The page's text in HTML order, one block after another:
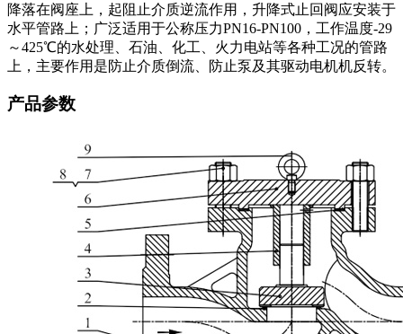
降落在阀座上，起阻止介质逆流作用，升降式止回阀应安装于
水平管路上；广泛适用于公称压力PN16-PN100，工作温度-29
～425℃的水处理、石油、化工、火力电站等各种工况的管路
上，主要作用是防止介质倒流、防止泵及其驱动电机机反转。
产品参数